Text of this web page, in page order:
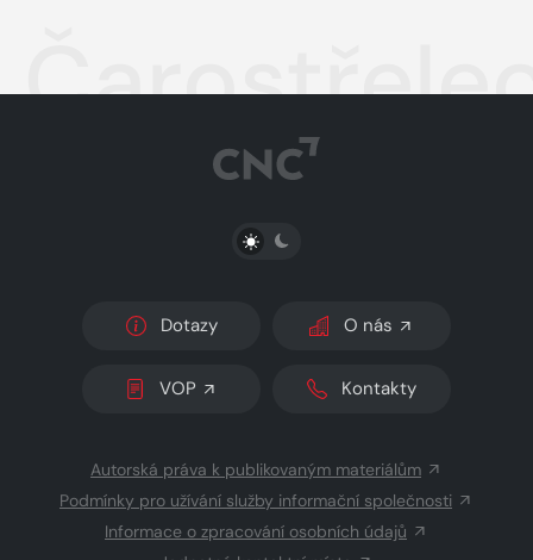
PŘEPNOUT SVĚTLÝ/TMAVÝ REŽIM
Dotazy O nás
VOP Kontakty
Autorská práva k publikovaným materiálům
Podmínky pro užívání služby informační společnosti
Informace o zpracování osobních údajů